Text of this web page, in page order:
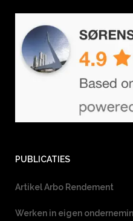
PUBLICATIES
Artikel Arbo Rendement
Werken in eigen